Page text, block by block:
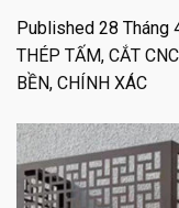
Published 28 Tháng
THÉP TẤM, CẮT
BỀN, CHÍNH XÁC